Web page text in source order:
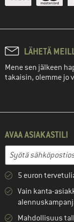
LÄHETÄ
Mene sen jälkeen
takaisin, olemme jo
AVAA ASIAKASTILI
Sähköpostiosoite
Anna
5 euron
Vain kanta-
Mahdollisuus